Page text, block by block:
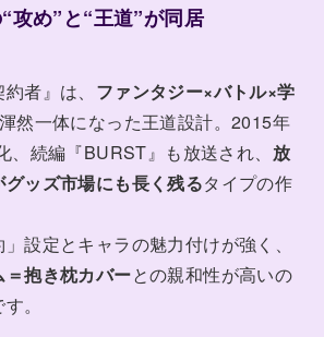
攻め”と“王道”が同居
者』は、 ファンタジー×バトル×学
然一体になった王道設計。2015年
、続編『BURST』も放送され、 放
ッズ市場にも長く残るタイプの作
設定とキャラの魅力付けが強く、
抱き枕カバーとの親和性が高いの
。